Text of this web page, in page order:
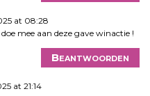
at 08:28
mee aan deze gave winactie !
Beantwoorden
at 21:14